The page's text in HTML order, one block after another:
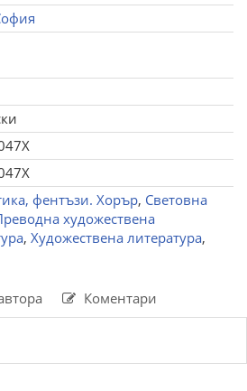
фентъзи. Хорър, Световна
художествена
, Художествена литература,
Коментари